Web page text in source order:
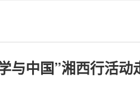
与中国”湘西行活